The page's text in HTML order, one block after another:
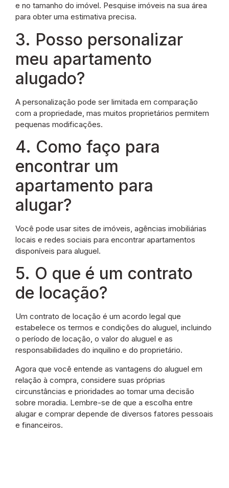
e no tamanho do imóvel. Pesquise imóveis na sua área
para obter uma estimativa precisa.
3. Posso personalizar
meu apartamento
alugado?
A personalização pode ser limitada em comparação
com a propriedade, mas muitos proprietários permitem
pequenas modificações.
4. Como faço para
encontrar um
apartamento para
alugar?
Você pode usar sites de imóveis, agências imobiliárias
locais e redes sociais para encontrar apartamentos
disponíveis para aluguel.
5. O que é um contrato
de locação?
Um contrato de locação é um acordo legal que
estabelece os termos e condições do aluguel, incluindo
o período de locação, o valor do aluguel e as
responsabilidades do inquilino e do proprietário.
Agora que você entende as vantagens do aluguel em
relação à compra, considere suas próprias
circunstâncias e prioridades ao tomar uma decisão
sobre moradia. Lembre-se de que a escolha entre
alugar e comprar depende de diversos fatores pessoais
e financeiros.